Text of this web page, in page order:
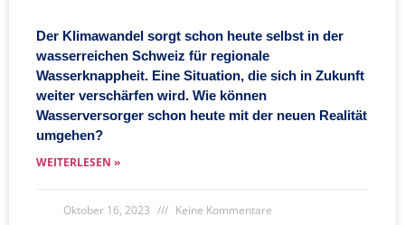
Der Klimawandel sorgt schon heute selbst in der
wasserreichen Schweiz für regionale
Wasserknappheit. Eine Situation, die sich in Zukunft
weiter verschärfen wird. Wie können
Wasserversorger schon heute mit der neuen Realität
umgehen?
WEITERLESEN »
Oktober 16, 2023 Keine Kommentare